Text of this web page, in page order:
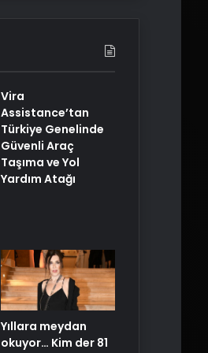
Vira
Assistance’tan
Türkiye Genelinde
Güvenli Araç
Taşıma ve Yol
Yardım Atağı
Yıllara meydan
okuyor… Kim der 81